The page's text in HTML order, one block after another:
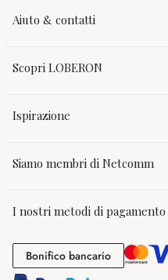
Aiuto & contatti
Scopri LOBERON
Ispirazione
Siamo membri di Netcomm
I nostri metodi di pagamento
Bonifico bancarioBonifico